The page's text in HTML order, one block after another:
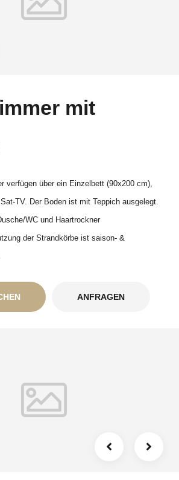
mit
verfügen über ein Einzelbett (90x200 cm),
TV. Der Boden ist mit Teppich ausgelegt.
WC und Haartrockner
der Strandkörbe ist saison- &
ANFRAGEN